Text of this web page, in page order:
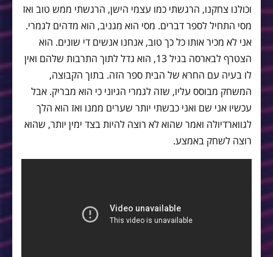
וכולנו צחקנו, הרגשתי כמו עצמי הישן, הרגשתי ממש טוב ואז
מסי התחיל לספר דברים. מסי הוא מגניב, הוא מדהים לגמרי.
אני לא מכיר אותו כל כך טוב, אנחנו אנשים די שונים. הוא
הצטרף לבארסה בגיל 13, הוא גדל לתוך התרבות שלהם ואין
לו בעיה עם החרא של הבית ספר הזה. בתוך הקבוצה,
המשחק מבוסס עליו, שזה לגמרי הגיוני כי הוא מבריק. אבל
עכשיו אני שם ואני כבשתי יותר שערים ממנו ואז הוא הלך
לגווארדיולה ואמר שהוא לא רוצה להיות בצד ימין יותר, שהוא
רוצה לשחק באמצע.